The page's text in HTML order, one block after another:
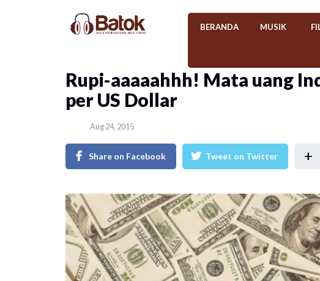
BERANDA MUSIK
Rupi-aaaaahhh! Mata uang
per US Dollar
Aug 24, 2015
Share on Facebook Tweet on Twitter +